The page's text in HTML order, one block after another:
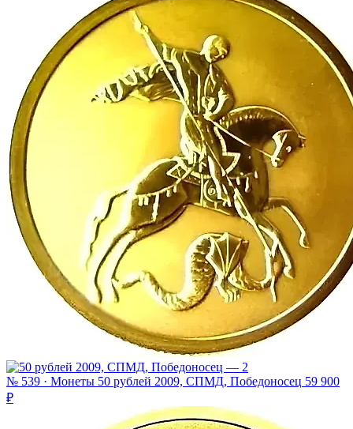
№ 539 · Монеты 50 рублей 2009, СПМД, Победоносец 59 900
₽